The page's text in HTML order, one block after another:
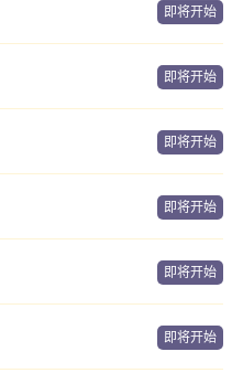
即将开始
即将开始
即将开始
即将开始
即将开始
即将开始